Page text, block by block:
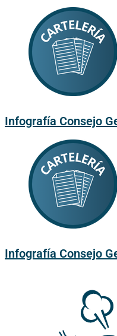
Infografía Consejo
Infografía Consejo